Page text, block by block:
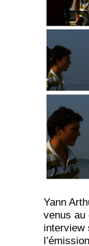
Yann
venus au
interview